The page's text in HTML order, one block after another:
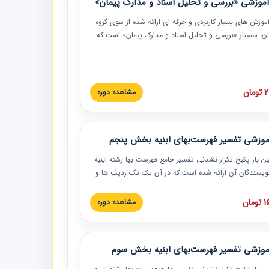
های بسیار کاربردی و حرفه‏ ای ارائه شده از سوی گروه
سمینار «بررسی و تحلیل اسناد و مدارک پیمان» است که
این خصوص ارائه شده است.
مشاهده دوره
تفسیر فهرست‌بهای ابنیه بخش پنجم
بار پکیج تکرار نشدنی تفسیر جامع فهرست بها رشته ابنیه
نویسندگان آن ارائه شده است که در آن تک تک ردیف ها و
و به همراه تصاویر عملیات اجرایی مرتبط با ردیف های
بها ارائه شده است. این دوره با کلام مهندس
مدیر پروژه مهندسی مشاور در امر بازنگری فهرست
حال فعالیت هستند حتما توصیه می کنیم از مطالب این
نمایند.
مشاهده دوره
تفسیر فهرست‌بهای ابنیه بخش سوم